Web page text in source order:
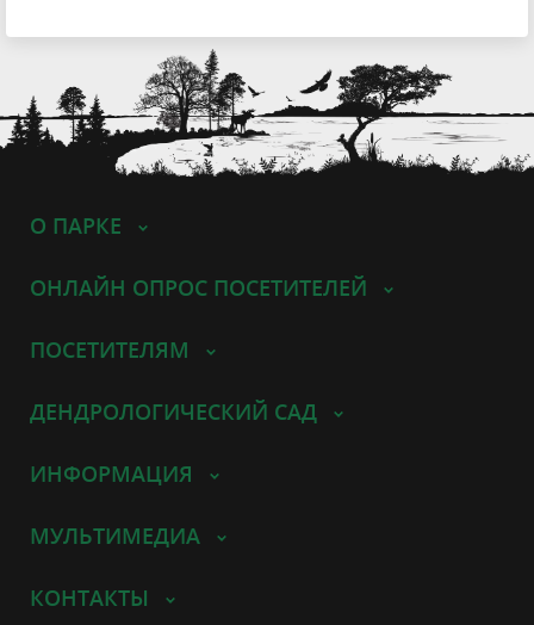
О ПАРКЕ
ОНЛАЙН ОПРОС ПОСЕТИТЕЛЕЙ
ПОСЕТИТЕЛЯМ
ДЕНДРОЛОГИЧЕСКИЙ САД
ИНФОРМАЦИЯ
МУЛЬТИМЕДИА
КОНТАКТЫ